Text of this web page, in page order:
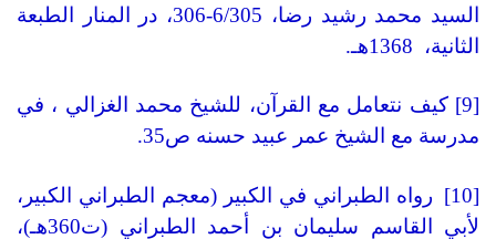
السيد محمد رشيد رضا، 6/305-306، در المنار الطبعة
الثانية، 1368هـ.
[9] كيف نتعامل مع القرآن، للشيخ محمد الغزالي ، في
مدرسة مع الشيخ عمر عبيد حسنه ص35.
[10] رواه الطبراني في الكبير (معجم الطبراني الكبير،
لأبي القاسم سليمان بن أحمد الطبراني (ت360هـ)،